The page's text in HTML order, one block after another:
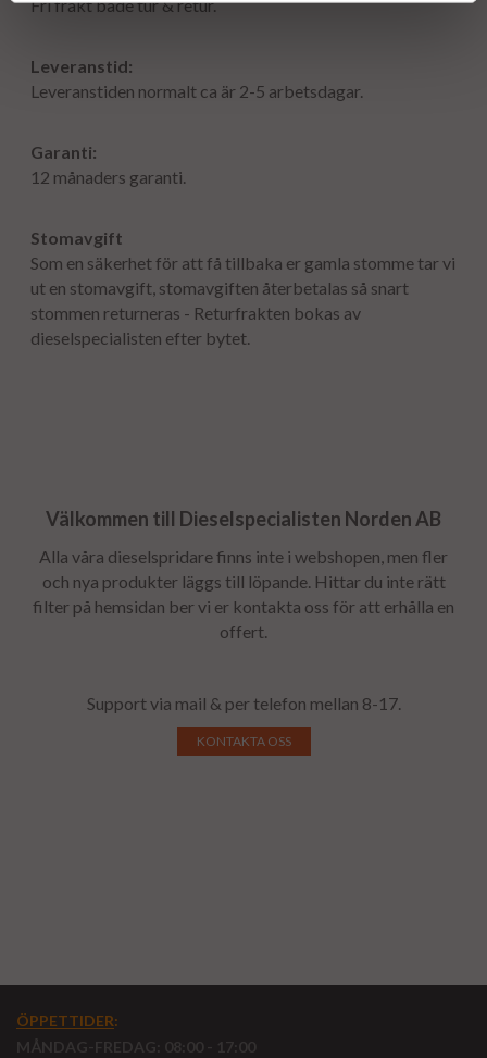
Fri frakt både tur & retur.
Leveranstid:
Leveranstiden normalt ca är 2-5 arbetsdagar.
Garanti:
12 månaders garanti.
Stomavgift
Som en säkerhet för att få tillbaka er gamla stomme tar vi
ut en stomavgift, stomavgiften återbetalas så snart
stommen returneras - Returfrakten bokas av
dieselspecialisten efter bytet.
Välkommen till Dieselspecialisten Norden AB
Alla våra dieselspridare finns inte i webshopen, men fler
och nya produkter läggs till löpande. Hittar du inte rätt
filter på hemsidan ber vi er kontakta oss för att erhålla en
offert.
Support via mail & per telefon mellan 8-17.
KONTAKTA OSS
ÖPPETTIDER:
MÅNDAG-FREDAG: 08:00 - 17:00